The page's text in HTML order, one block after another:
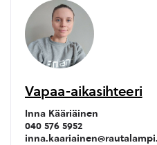
Vapaa-aikasihteeri
Inna Kääriäinen
040 576 5952